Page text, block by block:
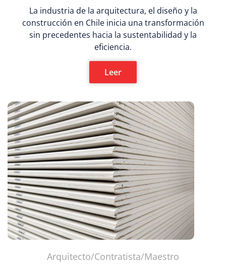
La industria de la arquitectura, el diseño y la
construcción en Chile inicia una transformación
sin precedentes hacia la sustentabilidad y la
eficiencia.
Leer
Arquitecto/Contratista/Maestro